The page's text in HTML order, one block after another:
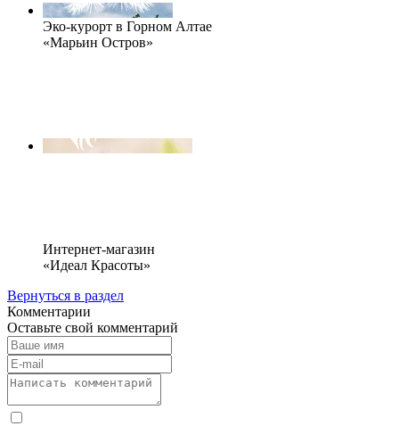
Эко-курорт в Горном Алтае
«Марьин Остров»
Интернет-магазин
«Идеал Красоты»
Вернуться в раздел
Комментарии
Оставьте свой комментарий